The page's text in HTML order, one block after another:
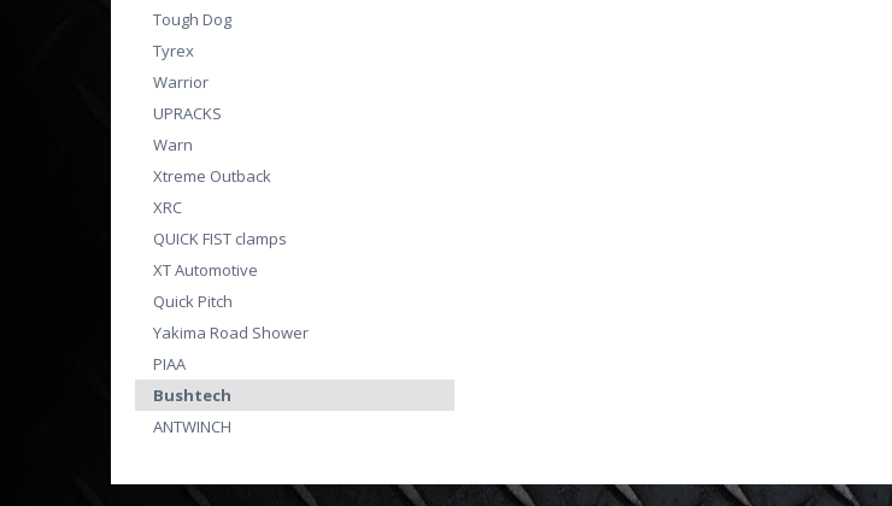
Tough Dog
Tyrex
Warrior
UPRACKS
Warn
Xtreme Outback
XRC
QUICK FIST clamps
XT Automotive
Quick Pitch
Yakima Road Shower
PIAA
Bushtech
ANTWINCH